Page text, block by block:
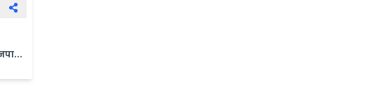
ट्रंप प्रशासन का दावा, 30 लाख से अधिक अवैध प्रवासियों को अमेरिका से निकाला गया
की